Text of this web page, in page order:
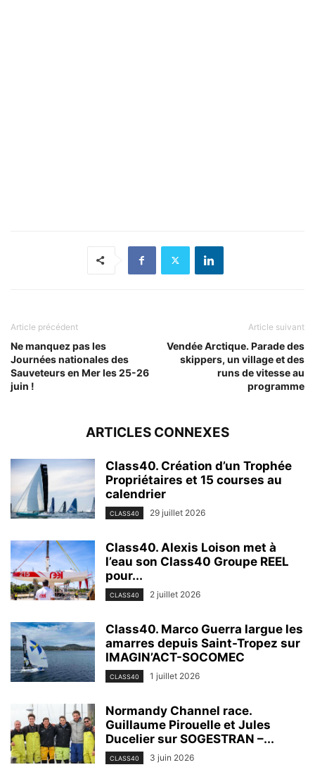
Article précédent
Ne manquez pas les
Journées nationales des
Sauveteurs en Mer les 25-26
juin !
Article suivant
Vendée Arctique. Parade des
skippers, un village et des
runs de vitesse au
programme
ARTICLES CONNEXES
Class40. Création d’un Trophée
Propriétaires et 15 courses au
calendrier
CLASS40 29 juillet 2026
Class40. Alexis Loison met à
l’eau son Class40 Groupe REEL
pour...
CLASS40 2 juillet 2026
Class40. Marco Guerra largue les
amarres depuis Saint-Tropez sur
IMAGIN’ACT-SOCOMEC
CLASS40 1 juillet 2026
Normandy Channel race.
Guillaume Pirouelle et Jules
Ducelier sur SOGESTRAN –...
CLASS40 3 juin 2026